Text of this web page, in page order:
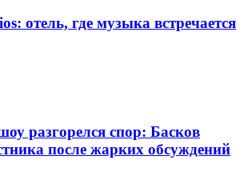
отель, где музыка встречается
разгорелся спор: Басков
после жарких обсуждений